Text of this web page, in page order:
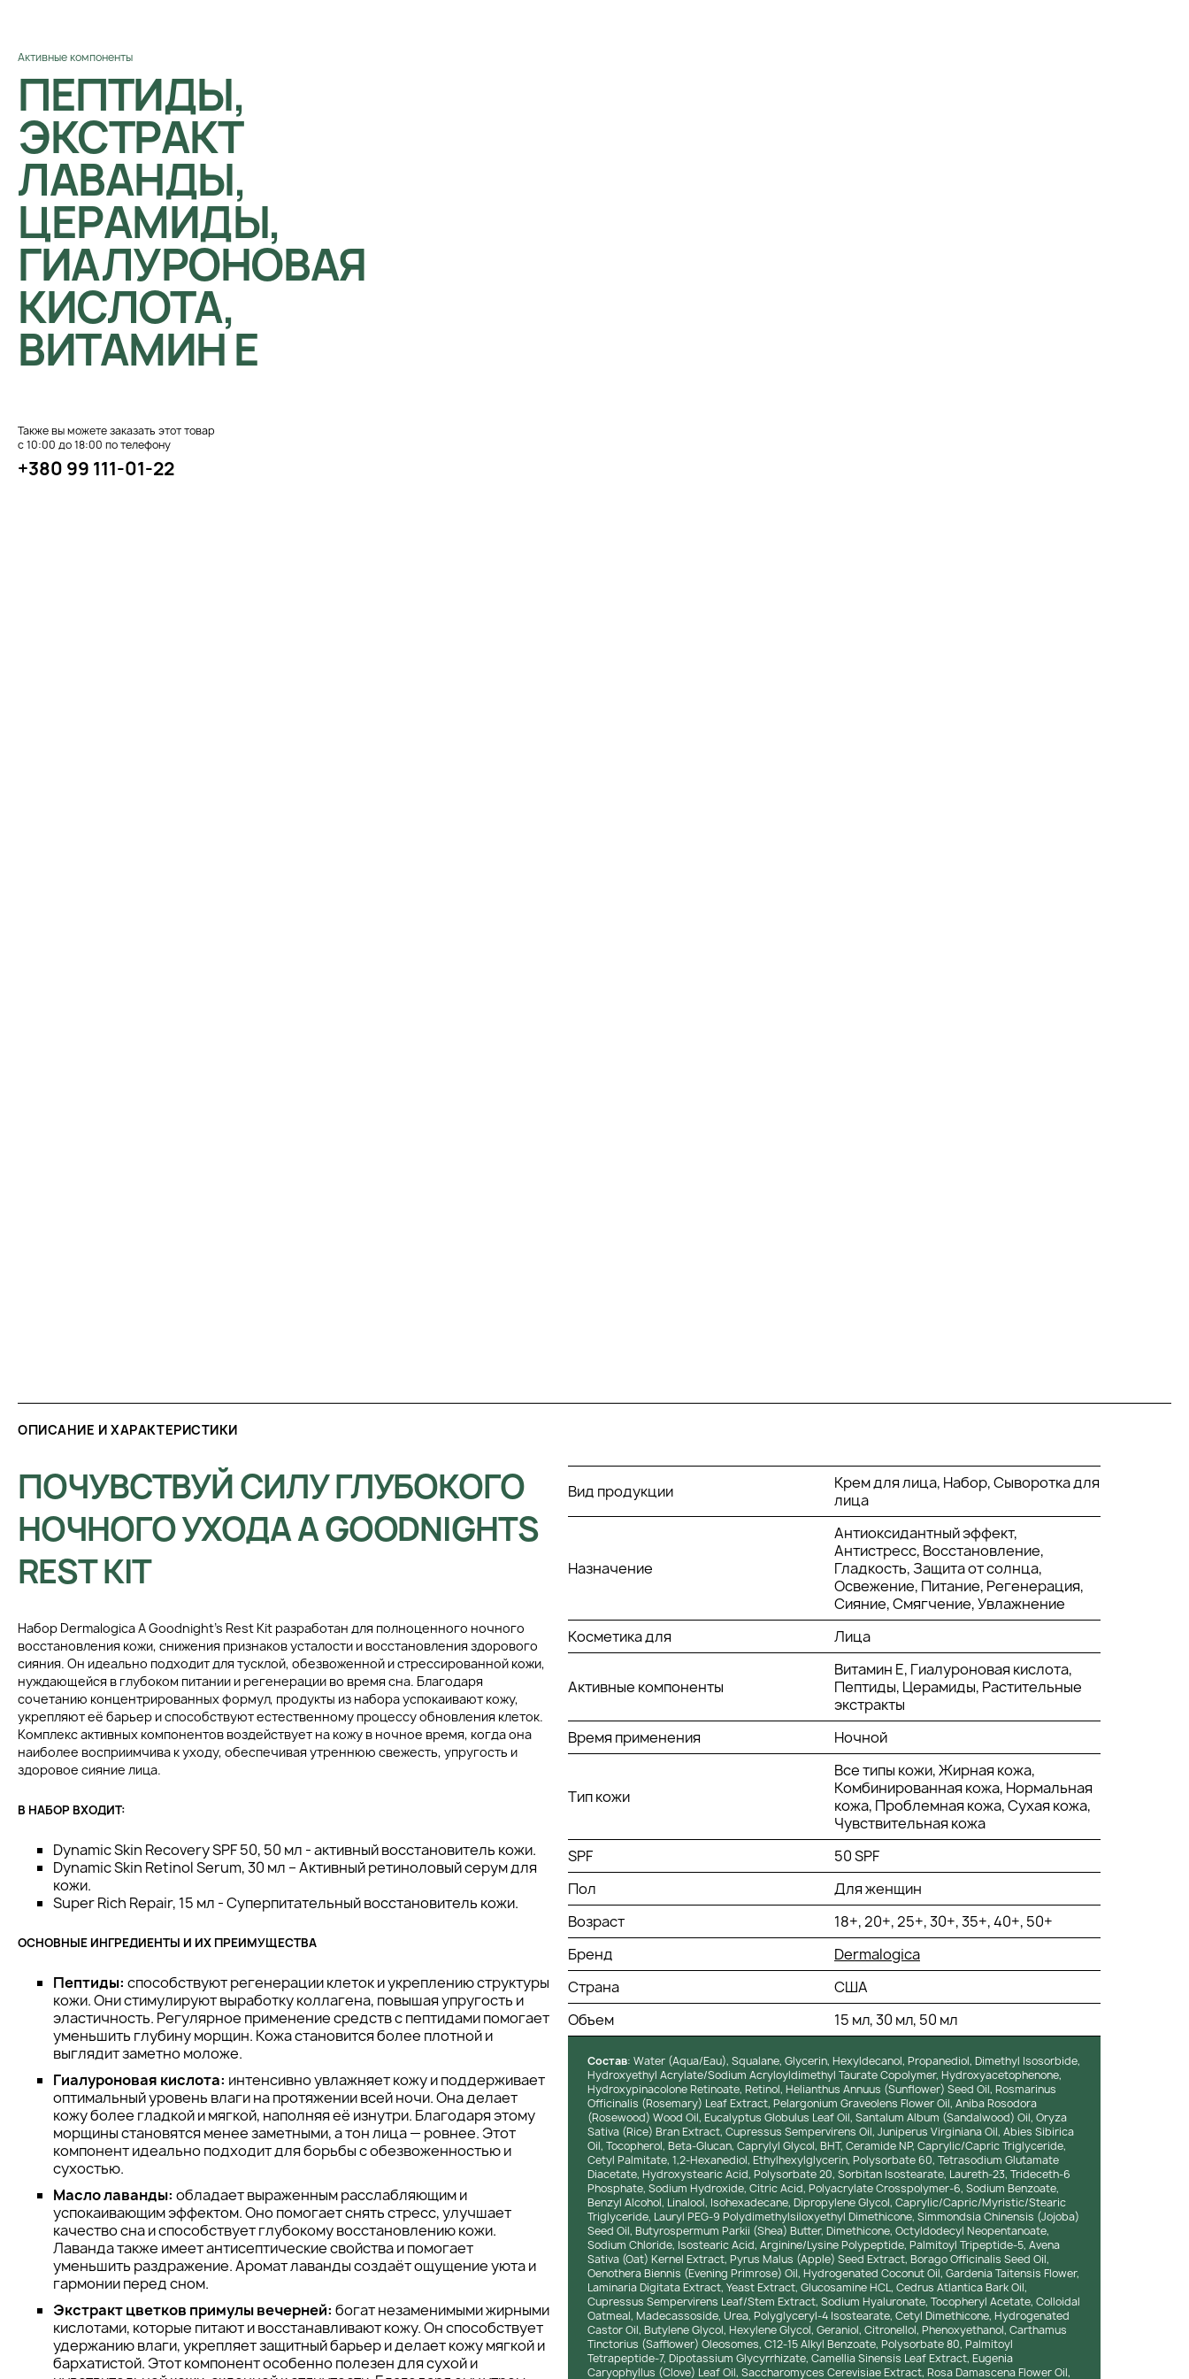
Активные компоненты
ПЕПТИДЫ,
ЭКСТРАКТ
ЛАВАНДЫ,
ЦЕРАМИДЫ,
ГИАЛУРОНОВАЯ
КИСЛОТА,
ВИТАМИН Е
Также вы можете заказать этот товар
с 10:00 до 18:00 по телефону
+380 99 111-01-22
ОПИСАНИЕ И ХАРАКТЕРИСТИКИ
ПОЧУВСТВУЙ СИЛУ ГЛУБОКОГО
НОЧНОГО УХОДА A GOODNIGHTS
REST KIT
Набор Dermalogica A Goodnight’s Rest Kit разработан для полноценного ночного
восстановления кожи, снижения признаков усталости и восстановления здорового
сияния. Он идеально подходит для тусклой, обезвоженной и стрессированной кожи,
нуждающейся в глубоком питании и регенерации во время сна. Благодаря
сочетанию концентрированных формул, продукты из набора успокаивают кожу,
укрепляют её барьер и способствуют естественному процессу обновления клеток.
Комплекс активных компонентов воздействует на кожу в ночное время, когда она
наиболее восприимчива к уходу, обеспечивая утреннюю свежесть, упругость и
здоровое сияние лица.
В НАБОР ВХОДИТ:
Dynamic Skin Recovery SPF 50, 50 мл - активный восстановитель кожи.
Dynamic Skin Retinol Serum, 30 мл – Активный ретиноловый серум для
кожи.
Super Rich Repair, 15 мл - Суперпитательный восстановитель кожи.
ОСНОВНЫЕ ИНГРЕДИЕНТЫ И ИХ ПРЕИМУЩЕСТВА
Пептиды: способствуют регенерации клеток и укреплению структуры
кожи. Они стимулируют выработку коллагена, повышая упругость и
эластичность. Регулярное применение средств с пептидами помогает
уменьшить глубину морщин. Кожа становится более плотной и
выглядит заметно моложе.
Гиалуроновая кислота: интенсивно увлажняет кожу и поддерживает
оптимальный уровень влаги на протяжении всей ночи. Она делает
кожу более гладкой и мягкой, наполняя её изнутри. Благодаря этому
морщины становятся менее заметными, а тон лица — ровнее. Этот
компонент идеально подходит для борьбы с обезвоженностью и
сухостью.
Масло лаванды: обладает выраженным расслабляющим и
успокаивающим эффектом. Оно помогает снять стресс, улучшает
качество сна и способствует глубокому восстановлению кожи.
Лаванда также имеет антисептические свойства и помогает
уменьшить раздражение. Аромат лаванды создаёт ощущение уюта и
гармонии перед сном.
Экстракт цветков примулы вечерней: богат незаменимыми жирными
кислотами, которые питают и восстанавливают кожу. Он способствует
удержанию влаги, укрепляет защитный барьер и делает кожу мягкой и
бархатистой. Этот компонент особенно полезен для сухой и
Вид продукции
Крем для лица, Набор, Сыворотка для
лица
Назначение
Антиоксидантный эффект,
Антистресс, Восстановление,
Гладкость, Защита от солнца,
Освежение, Питание, Регенерация,
Сияние, Смягчение, Увлажнение
Косметика для
Лица
Активные компоненты
Витамин Е, Гиалуроновая кислота,
Пептиды, Церамиды, Растительные
экстракты
Время применения
Ночной
Тип кожи
Все типы кожи, Жирная кожа,
Комбинированная кожа, Нормальная
кожа, Проблемная кожа, Сухая кожа,
Чувствительная кожа
SPF
50 SPF
Пол
Для женщин
Возраст
18+, 20+, 25+, 30+, 35+, 40+, 50+
Бренд
Dermalogica
Страна
США
Объем
15 мл, 30 мл, 50 мл
Состав: Water (Aqua/Eau), Squalane, Glycerin, Hexyldecanol, Propanediol, Dimethyl Isosorbide,
Hydroxyethyl Acrylate/Sodium Acryloyldimethyl Taurate Copolymer, Hydroxyacetophenone,
Hydroxypinacolone Retinoate, Retinol, Helianthus Annuus (Sunflower) Seed Oil, Rosmarinus
Officinalis (Rosemary) Leaf Extract, Pelargonium Graveolens Flower Oil, Aniba Rosodora
(Rosewood) Wood Oil, Eucalyptus Globulus Leaf Oil, Santalum Album (Sandalwood) Oil, Oryza
Sativa (Rice) Bran Extract, Cupressus Sempervirens Oil, Juniperus Virginiana Oil, Abies Sibirica
Oil, Tocopherol, Beta-Glucan, Caprylyl Glycol, BHT, Ceramide NP, Caprylic/Capric Triglyceride,
Cetyl Palmitate, 1,2-Hexanediol, Ethylhexylglycerin, Polysorbate 60, Tetrasodium Glutamate
Diacetate, Hydroxystearic Acid, Polysorbate 20, Sorbitan Isostearate, Laureth-23, Trideceth-6
Phosphate, Sodium Hydroxide, Citric Acid, Polyacrylate Crosspolymer-6, Sodium Benzoate,
Benzyl Alcohol, Linalool, Isohexadecane, Dipropylene Glycol, Caprylic/Capric/Myristic/Stearic
Triglyceride, Lauryl PEG-9 Polydimethylsiloxyethyl Dimethicone, Simmondsia Chinensis (Jojoba)
Seed Oil, Butyrospermum Parkii (Shea) Butter, Dimethicone, Octyldodecyl Neopentanoate,
Sodium Chloride, Isostearic Acid, Arginine/Lysine Polypeptide, Palmitoyl Tripeptide-5, Avena
Sativa (Oat) Kernel Extract, Pyrus Malus (Apple) Seed Extract, Borago Officinalis Seed Oil,
Oenothera Biennis (Evening Primrose) Oil, Hydrogenated Coconut Oil, Gardenia Taitensis Flower,
Laminaria Digitata Extract, Yeast Extract, Glucosamine HCL, Cedrus Atlantica Bark Oil,
Cupressus Sempervirens Leaf/Stem Extract, Sodium Hyaluronate, Tocopheryl Acetate, Colloidal
Oatmeal, Madecassoside, Urea, Polyglyceryl-4 Isostearate, Cetyl Dimethicone, Hydrogenated
Castor Oil, Butylene Glycol, Hexylene Glycol, Geraniol, Citronellol, Phenoxyethanol, Carthamus
Tinctorius (Safflower) Oleosomes, C12-15 Alkyl Benzoate, Polysorbate 80, Palmitoyl
Tetrapeptide-7, Dipotassium Glycyrrhizate, Camellia Sinensis Leaf Extract, Eugenia
Caryophyllus (Clove) Leaf Oil, Saccharomyces Cerevisiae Extract, Rosa Damascena Flower Oil,